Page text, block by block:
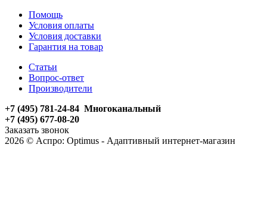
Помощь
Условия оплаты
Условия доставки
Гарантия на товар
Статьи
Вопрос-ответ
Производители
+7 (495) 781-24-84 Многоканальный
+7 (495) 677-08-20
Заказать звонок
2026 © Аспро: Optimus - Адаптивный интернет-магазин